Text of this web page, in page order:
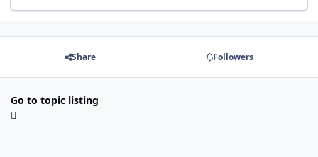
Share Followers
Go to topic listing